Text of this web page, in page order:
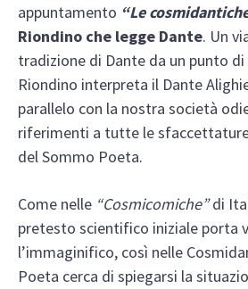
appuntamento “Le
Riondino che legge Dante. Un
tradizione di Dante da un punto
Riondino interpreta il Dante
parallelo con la nostra società
riferimenti a tutte le
del Sommo Poeta.
Come nelle “Cosmicomiche”di
pretesto scientifico iniziale porta
l’immaginifico, così nelle
Poeta cerca di spiegarsi la